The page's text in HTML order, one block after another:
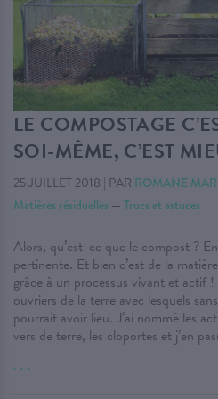
LE COMPOSTAGE
SOI-MÊME, C’EST
25 JUILLET 2018 | PAR ROMANE
Matières résiduelles — Trucs et astuces
Alors, qu’est-ce que le compost ?
pertinente. Et bien c’est de la
grâce à un processus vivant et actif
ouvriers de la terre avec lesquels
pourrait avoir lieu. J’ai nommé les
vers de terre, les cloportes et j’en
. . .